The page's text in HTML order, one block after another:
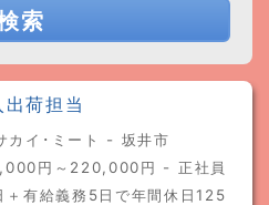
索
荷担当
カイ･ミート - 坂井市
円～220,000円 - 正社員
＋有給義務5日で年間休日125